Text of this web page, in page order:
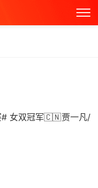
# 女双冠军🇨🇳贾一凡/